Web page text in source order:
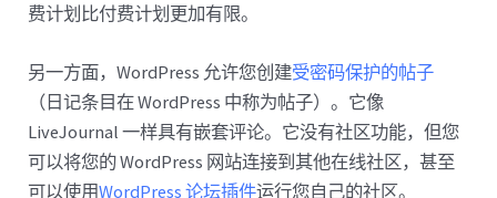
费计划比付费计划更加有限。
另一方面，WordPress 允许您创建受密码保护的帖子
（日记条目在 WordPress 中称为帖子）。它像
LiveJournal 一样具有嵌套评论。它没有社区功能，但您
可以将您的 WordPress 网站连接到其他在线社区，甚至
可以使用WordPress 论坛插件运行您自己的社区。